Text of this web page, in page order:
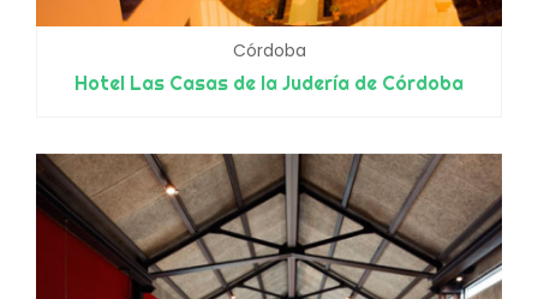
Córdoba
Hotel Las Casas de la Judería de Córdoba